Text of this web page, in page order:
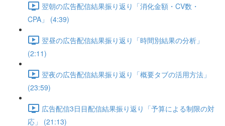
翌朝の広告配信結果振り返り「消化金額・CV数・
CPA」 (4:39)
翌昼の広告配信結果振り返り「時間別結果の分析」
(2:11)
翌夜の広告配信結果振り返り「概要タブの活用方法」
(23:59)
広告配信3日目配信結果振り返り「予算による制限の対
応」 (21:13)